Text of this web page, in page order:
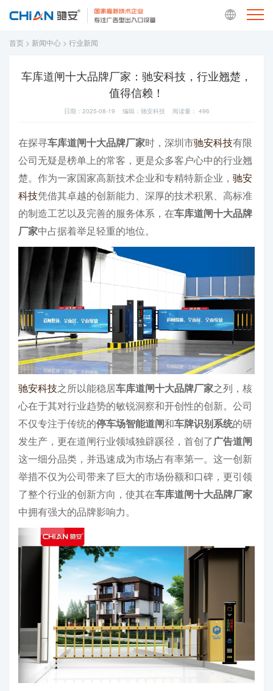
首页 > 新闻中心 > 行业新闻
车库道闸十大品牌厂家：驰安科技，行业翘楚，
值得信赖！
日期：2025-08-19 编辑：驰安科技 阅读量： 496
在探寻车库道闸十大品牌厂家时，深圳市驰安科技有限
公司无疑是榜单上的常客，更是众多客户心中的行业翘
楚。作为一家国家高新技术企业和专精特新企业， 驰安
科技凭借其卓越的创新能力、深厚的技术积累、高标准
的制造工艺以及完善的服务体系，在车库道闸十大品牌
厂家中占据着举足轻重的地位。
驰安科技之所以能稳居车库道闸十大品牌厂家之列，核
心在于其对行业趋势的敏锐洞察和开创性的创新。公司
不仅专注于传统的停车场智能道闸和车牌识别系统的研
发生产，更在道闸行业领域独辟蹊径，首创了 广告道闸
这一细分品类，并迅速成为市场占有率第一。这一创新
举措不仅为公司带来了巨大的市场份额和口碑，更引领
了整个行业的创新方向，使其在车库道闸十大品牌厂家
中拥有强大的品牌影响力。